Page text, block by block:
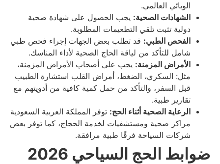
الوبائي العالمي.
الشهادات الصحية: يجب الحصول على شهادة صحية
دولية تثبت تلقي التطعيمات المطلوبة.
الفحص الطبي: قد تطلب بعض الجهات إجراء فحص طبي
شامل للتأكد من لياقة الحاج الصحية لأداء المناسك.
الأمراض المزمنة: يجب على أصحاب الأمراض المزمنة،
مثل: السكري، الضغط، أمراض القلب استشارة الطبيب
قبل السفر، والتأكد من حمل كمية كافية من أدويتهم مع
تقارير طبية.
الرعاية الصحية أثناء الحج: توفر المملكة العربية السعودية
مراكز صحية ومستشفيات لخدمة الحجاج، كما توفر بعض
شركات السياحة فرقًا طبية مرافقة.
ضوابط الحج السياحي 2026